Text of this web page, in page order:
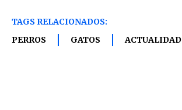
TAGS RELACIONADOS:
PERROS
GATOS ACTUALIDAD